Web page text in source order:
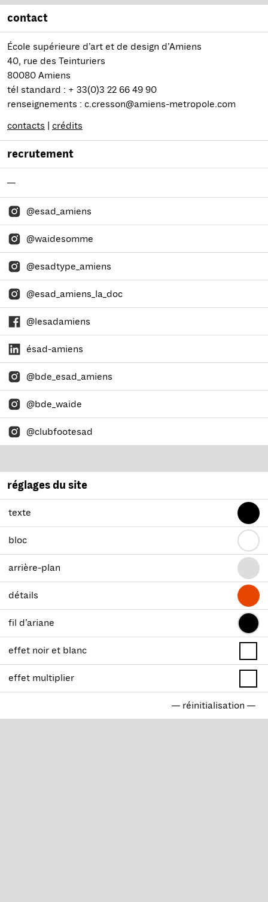
contact
École supérieure d’art et de design d’Amiens
40, rue des Teinturiers
80080 Amiens
tél standard : + 33(0)3 22 66 49 90
renseignements : c.cresson@amiens-metropole.com
contacts
crédits
recrutement
—
@esad_amiens
@waidesomme
@esadtype_amiens
@esad_amiens_la_doc
@lesadamiens
ésad-amiens
@bde_esad_amiens
@bde_waide
@clubfootesad
réglages du site
texte
bloc
arrière-plan
détails
fil d’ariane
effet noir et blanc
effet multiplier
— réinitialisation —